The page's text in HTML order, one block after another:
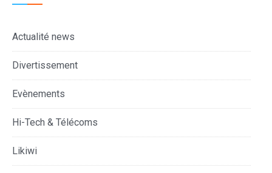
Actualité news
Divertissement
Evènements
Hi-Tech & Télécoms
Likiwi